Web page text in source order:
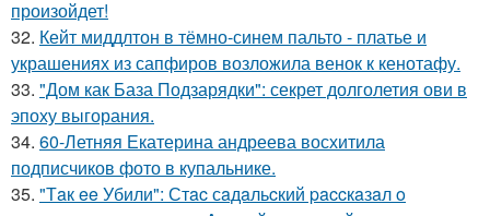
произойдет!
32. Кейт миддлтон в тёмно-синем пальто - платье и
украшениях из сапфиров возложила венок к кенотафу.
33. "Дом как База Подзарядки": секрет долголетия ови в
эпоху выгорания.
34. 60-Летняя Екатерина андреева восхитила
подписчиков фото в купальнике.
35. "Тaк ee Убили": Стac сaдaльcкий paccкaзaл o